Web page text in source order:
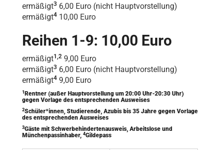
ermäßigt3 6,00 Euro (nicht Hauptvorstellung)
ermäßigt4 10,00 Euro
Reihen 1-9: 10,00 Euro
ermäßigt1,2 9,00 Euro
ermäßigt3 6,00 Euro (nicht Hauptvorstellung)
ermäßigt4 9,00 Euro
1 Rentner (außer Hauptvorstellung um 20:00 Uhr-20:30 Uhr)
gegen Vorlage des entsprechenden Ausweises
2Schüler*innen, Studierende, Azubis bis 35 Jahre gegen Vorlage
des entsprechenden Ausweises
3Gäste mit Schwerbehindertenausweis, Arbeitslose und
Münchenpassinhaber, 4Gildepass